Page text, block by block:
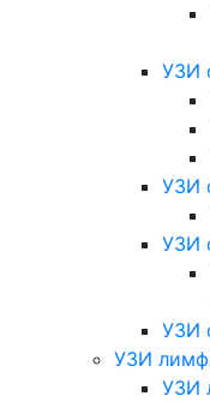
УЗИ
УЗИ
УЗИ
УЗИ
УЗИ
УЗИ